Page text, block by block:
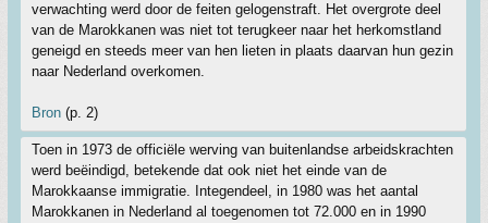
verwachting werd door de feiten gelogenstraft. Het overgrote deel
van de Marokkanen was niet tot terugkeer naar het herkomstland
geneigd en steeds meer van hen lieten in plaats daarvan hun gezin
naar Nederland overkomen.
Bron (p. 2)
Toen in 1973 de officiële werving van buitenlandse arbeidskrachten
werd beëindigd, betekende dat ook niet het einde van de
Marokkaanse immigratie. Integendeel, in 1980 was het aantal
Marokkanen in Nederland al toegenomen tot 72.000 en in 1990